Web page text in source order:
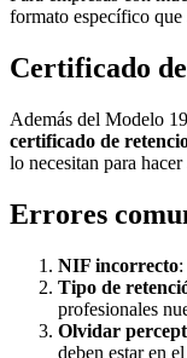
formato específico
Certificado
Además del Modelo
certificado de
lo necesitan para
Errores
NIF incorrecto
Tipo de
profesionales
Olvidar
deben estar en